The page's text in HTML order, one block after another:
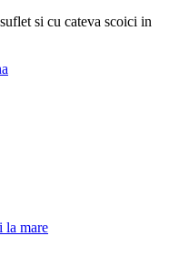
si cu cateva scoici in
la mare